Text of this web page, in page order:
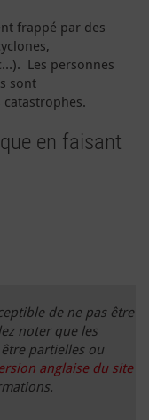
frappé par des
Les personnes
sont
en faisant
de ne pas être
noter que les
partielles ou
anglaise du site